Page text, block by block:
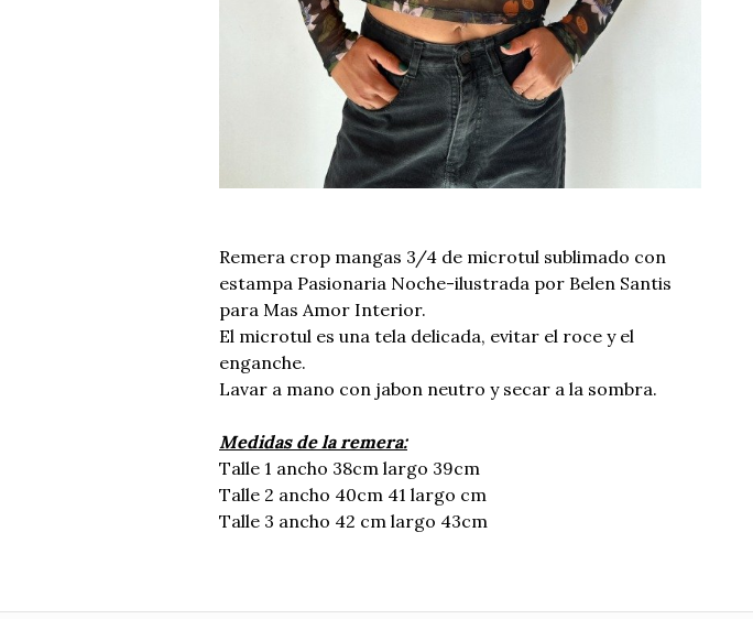
Remera crop mangas 3/4 de microtul sublimado con
estampa Pasionaria Noche-ilustrada por Belen Santis
para Mas Amor Interior.
El microtul es una tela delicada, evitar el roce y el
enganche.
Lavar a mano con jabon neutro y secar a la sombra.
Medidas de la remera:
Talle 1 ancho 38cm largo 39cm
Talle 2 ancho 40cm 41 largo cm
Talle 3 ancho 42 cm largo 43cm